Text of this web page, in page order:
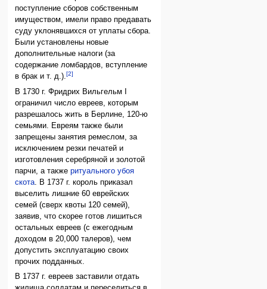
поступление сборов собственным
имуществом, имели право предавать
суду уклонявшихся от уплаты сбора.
Были установлены новые
дополнительные налоги (за
содержание ломбардов, вступление
в брак и т. д.).[2]
В 1730 г. Фридрих Вильгельм I
ограничил число евреев, которым
разрешалось жить в Берлине, 120-ю
семьями. Евреям также были
запрещены занятия ремеслом, за
исключением резки печатей и
изготовления серебряной и золотой
парчи, а такжеритуального убоя
скота . В 1737 г. король приказал
выселить лишние 60 еврейских
семей (сверх квоты 120 семей),
заявив, что скорее готов лишиться
остальных евреев (с ежегодным
доходом в 20,000 талеров), чем
допустить эксплуатацию своих
прочих подданных.
В 1737 г. евреев заставили отдать